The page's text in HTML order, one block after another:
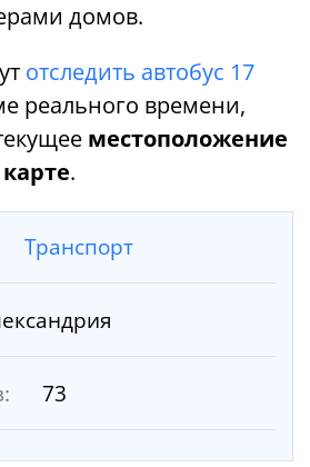
домов.
отследить автобус 17
реального времени,
местоположение
.
Транспорт
73